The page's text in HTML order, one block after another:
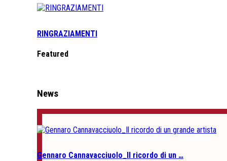
RINGRAZIAMENTI
Featured
News
Gennaro Cannavacciuolo_Il ricordo di un …